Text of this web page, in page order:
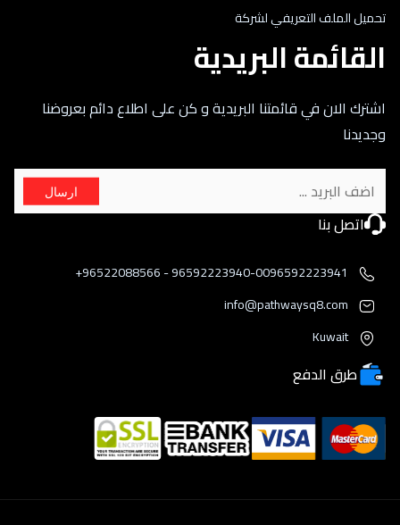
تحميل الملف التعريفي لشركة
القائمة البريدية
اشترك الان في قائمتنا البريدية و كن على اطلاع دائم بعروضنا
وجديدنا
ارسال
اتصل بنا
96592223940-0096592223941 - 96522088566+
info@pathwaysq8.com
Kuwait
طرق الدفع